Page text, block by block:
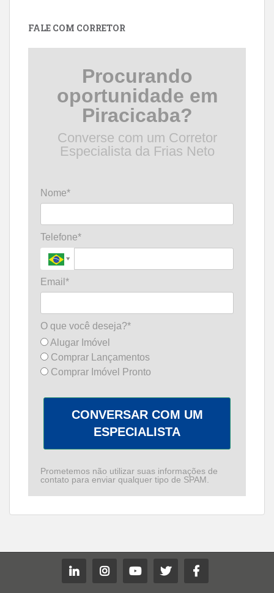
FALE COM CORRETOR
Procurando
oportunidade em
Piracicaba?
Converse com um Corretor
Especialista da Frias Neto
Nome*
Telefone*
Email*
O que você deseja?*
Alugar Imóvel
Comprar Lançamentos
Comprar Imóvel Pronto
CONVERSAR COM UM
ESPECIALISTA
Prometemos não utilizar suas informações de
contato para enviar qualquer tipo de SPAM.